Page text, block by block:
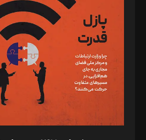
تحریریه‌: مجتبی محمود‌ی، آرش برهمند، یسنا
مصطفی مسجدی آرانی، ابوالفضل رجبی، زهرا
رستمی،مصطفی باستان
ویرایش: نگار استاد‌‌آقا
طراح یونیفرم: مجید توکلی
فیلمبرداری و عکاسی: امیر شفیعی، مانی لطفی
گرافیک و صفحه‌آرایی: سید‌سبحان‌علی ثابت
مد‌یر توسعه تجاری: کامبیز برید‌
امور مالی: شاپور رهبری، محمد‌ کاظمی‌نیا